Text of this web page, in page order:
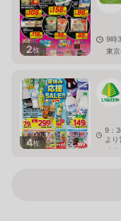
2枚
9時
東
4枚
9：
より
東